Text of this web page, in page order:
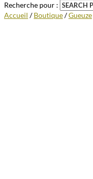
Recherche pour :
Accueil /Boutique/Gueuze